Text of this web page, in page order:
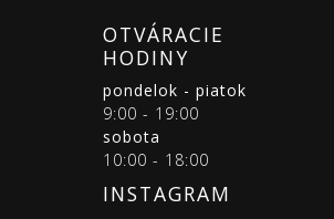
OTVÁRACIE
HODINY
pondelok - piatok
9:00 - 19:00
sobota
10:00 - 18:00
INSTAGRAM